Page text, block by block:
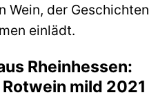
Wein, der Geschichten
einlädt.
Rheinhessen:
mild 2021